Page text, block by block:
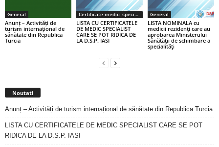
General
Anunț – Activități de
turism internațional de
sănătate din Republica
Turcia
Certificate medici specialiști / primari
LISTA CU CERTIFICATELE
DE MEDIC SPECIALIST
CARE SE POT RIDICA DE
LA D.S.P. IASI
General
LISTA NOMINALA cu
medicii rezidenţi care au
aprobarea Ministerului
Sănătăţii de schimbare a
specialităţi
Noutati
Anunț – Activități de turism internațional de sănătate din Republica Turcia
LISTA CU CERTIFICATELE DE MEDIC SPECIALIST CARE SE POT
RIDICA DE LA D.S.P. IASI